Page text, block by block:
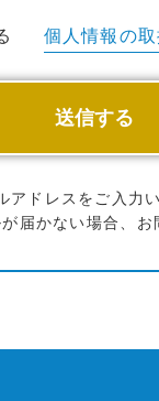
個人情報の
アドレスをご入力い
届かない場合、お